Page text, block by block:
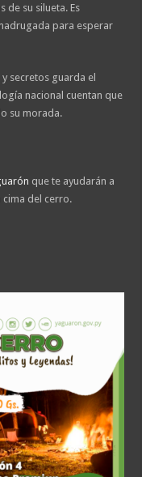
de su silueta. Es
para esperar
secretos guarda el
nacional cuentan que
su morada.
que te ayudarán a
cima del cerro.